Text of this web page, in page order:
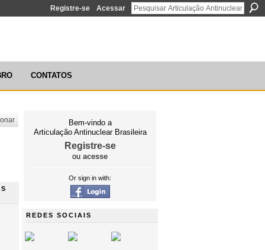
Registre-se Acessar
CONTATOS
Bem-vindo a
Articulação Antinuclear Brasileira
Registre-se
ou acesse
Or sign in with:
REDES SOCIAIS